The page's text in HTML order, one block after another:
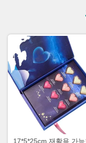
17*5*25cm 재활용 가능